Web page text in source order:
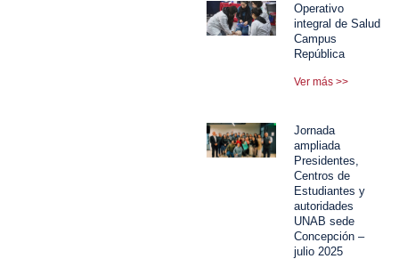
Operativo
integral de Salud
Campus
República
Ver más >>
Jornada
ampliada
Presidentes,
Centros de
Estudiantes y
autoridades
UNAB sede
Concepción –
julio 2025